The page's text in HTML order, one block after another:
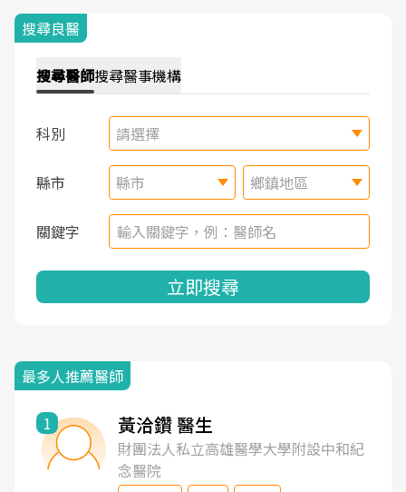
搜尋良醫
搜尋醫師搜尋醫事機構
科別 請選擇
縣市 縣市 鄉鎮地區
關鍵字
立即搜尋
最多人推薦醫師
1 黃洽鑽 醫生
財團法人私立高雄醫學大學附設中和紀
念醫院